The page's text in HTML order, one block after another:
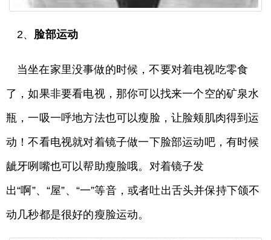
2、 脸部运动
当坐在家里没事做的时候，不要对着电视吃零食
了，如果非要看电视，那你可以找来一个空的矿泉水
瓶，一吸一呼地方法也可以瘦脸，让脸颊肌肉得到运
动！不看电视就对着镜子做一下脸部运动吧，有时候
龇牙咧嘴也可以帮助瘦脸哦。对着镜子发
出“啊”、“屋”、“一”等音，或者吐出舌头并保持下颌不
动几秒都是很好的瘦脸运动。